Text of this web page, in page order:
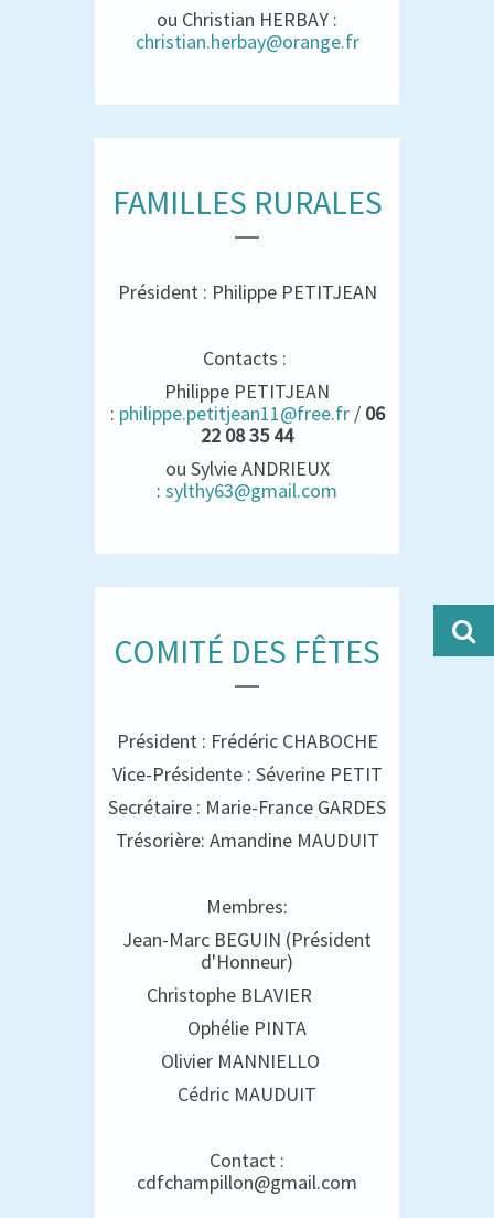
ou Christian HERBAY :
christian.herbay@orange.fr
FAMILLES RURALES
Président : Philippe PETITJEAN
Contacts :
Philippe PETITJEAN
: philippe.petitjean11@free.fr/ 06
22 08 35 44
ou Sylvie ANDRIEUX
: sylthy63@gmail.com
COMITÉ DES FÊTES
Président : Frédéric CHABOCHE
Vice-Présidente : Séverine PETIT
Secrétaire : Marie-France GARDES
Trésorière: Amandine MAUDUIT
Membres:
Jean-Marc BEGUIN (Président
d'Honneur)
Christophe BLAVIER
Ophélie PINTA
Olivier MANNIELLO
Cédric MAUDUIT
Contact :
cdfchampillon@gmail.com